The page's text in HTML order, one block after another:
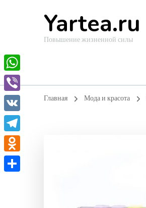
Yartea.ru
Повышение жизненной силы
Главная Мода и красота
WhatsApp
Viber
VK
Telegram
Odnoklassniki